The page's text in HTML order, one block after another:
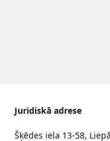
Juridiskā adrese
Šķēdes iela 13-58,